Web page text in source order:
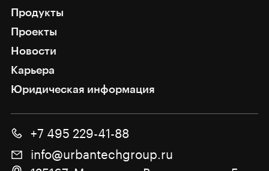
Продукты
Проекты
Новости
Карьера
Юридическая информация
+7 495 229-41-88
info@urbantechgroup.ru